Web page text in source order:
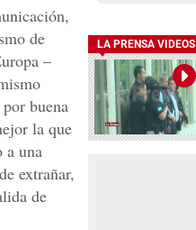
de
–
buena
la que
a una
extrañar,
de
LA PRENSA VIDEOS